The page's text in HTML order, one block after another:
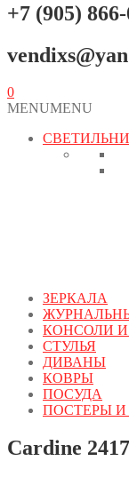
+7 (905)
0
MENUMENU
ЗЕРКАЛА
КОНСОЛИ
СТУЛЬЯ
ДИВАНЫ
КОВРЫ
ПОСУДА
ПОСТЕРЫ
Cardine